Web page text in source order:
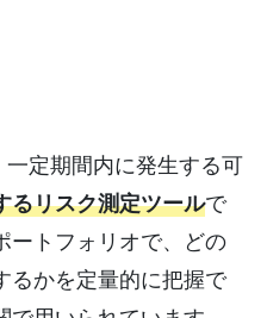
定期間内に発生する可
るリスク測定ツールで
ートフォリオで、どの
るかを定量的に把握で